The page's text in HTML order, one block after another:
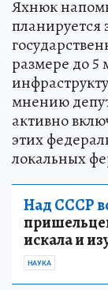
Яхнюк
планируется
размере до 5
мнению
активно
этих
локальных
Над СССР
искала и
НАУКА